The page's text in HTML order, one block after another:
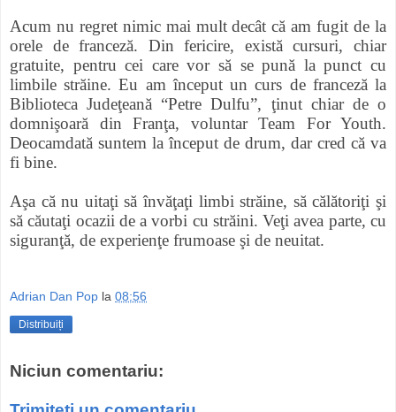
Acum nu regret nimic mai mult decât că am fugit de la
orele de franceză. Din fericire, există cursuri, chiar
gratuite, pentru cei care vor să se pună la punct cu
limbile străine. Eu am început un curs de franceză la
Biblioteca Judeţeană “Petre Dulfu”, ţinut chiar de o
domnişoară din Franţa, voluntar Team For Youth.
Deocamdată suntem la început de drum, dar cred că va
fi bine.
Aşa că nu uitaţi să învăţaţi limbi străine, să călătoriţi şi
să căutaţi ocazii de a vorbi cu străini. Veţi avea parte, cu
siguranţă, de experienţe frumoase şi de neuitat.
Adrian Dan Pop la 08:56
Distribuiți
Niciun comentariu: